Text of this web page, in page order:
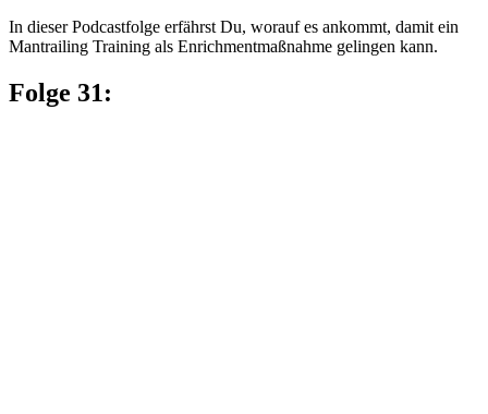
In dieser Podcastfolge erfährst Du, worauf es ankommt, damit ein
Mantrailing Training als Enrichmentmaßnahme gelingen kann.
Folge 31: